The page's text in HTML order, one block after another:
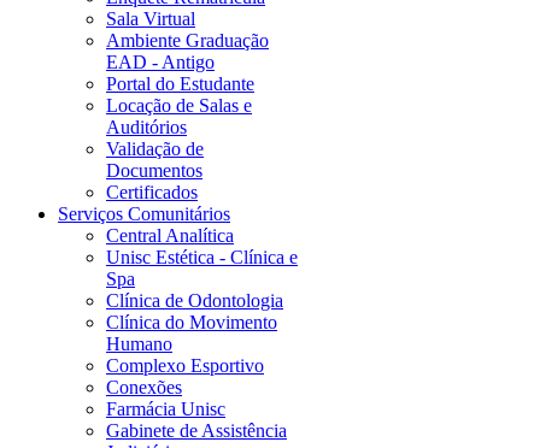
Sala Virtual
Ambiente Graduação
EAD - Antigo
Portal do Estudante
Locação de Salas e
Auditórios
Validação de
Documentos
Certificados
Serviços Comunitários
Central Analítica
Unisc Estética - Clínica e
Spa
Clínica de Odontologia
Clínica do Movimento
Humano
Complexo Esportivo
Conexões
Farmácia Unisc
Gabinete de Assistência